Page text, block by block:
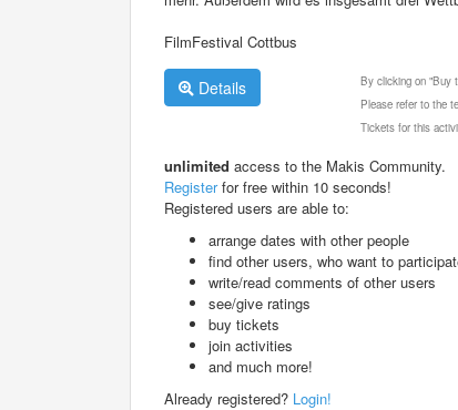
FilmFestival Cottbus
Details
By clicking on "Buy
Please refer to the
Tickets for this
unlimited access to the Makis Community.
Registerfor free within 10 seconds!
Registered users are able to:
arrange dates with other people
find other users, who want to
write/read comments of other users
see/give ratings
buy tickets
join activities
and much more!
Already registered? Login!